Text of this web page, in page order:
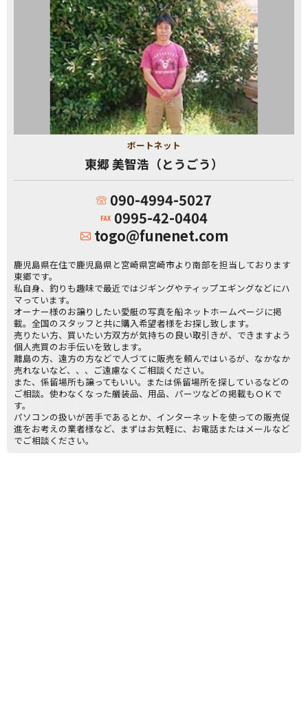
ボートネット
東郷 美智浩（とうごう）
090-4994-5027
0995-42-0404
togo@funenet.com
鹿児島県在住で鹿児島県と宮崎県宮崎市より南部を担当しております
東郷です。
私自身、釣りも趣味で最近ではジギングやティップエギングなどにハ
マっています。
オーナー様のお譲りしたい愛艇の写真を船ネットホームページに掲
載。全国のスタッフと共に購入希望者様をお探し致します。
売りたい方、買いたい方双方が気持ちの良い取引きが、できますよう
個人売買のお手伝いを致します。
離島の方、遠方の方などで人づてに販売を頼んではいるが、なかなか
売れないなど、、、ご遠慮なくご相談ください。
また、係留場所も譲ってもいい。または係留場所を探しているなどの
ご相談。使わなくなった艤装品、用品、パーツなどの掲載もＯＫで
す。
パソコンの扱いが苦手であるとか、インターネットを使っての販売促
進をお考えの業者様など、まずはお気軽に、お電話またはメールなど
でご相談ください。